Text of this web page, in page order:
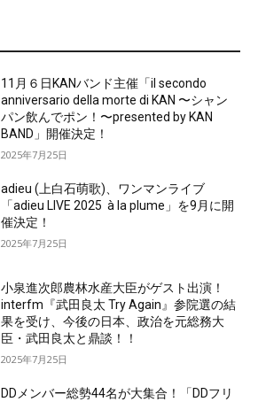
11月６日KANバンド主催「il secondo
anniversario della morte di KAN 〜シャン
パン飲んでポン！〜presented by KAN
BAND」開催決定！
2025年7月25日
adieu (上白石萌歌)、ワンマンライブ
「adieu LIVE 2025 à la plume」を9月に開
催決定！
2025年7月25日
小泉進次郎農林水産大臣がゲスト出演！
interfm『武田良太 Try Again』参院選の結
果を受け、今後の日本、政治を元総務大
臣・武田良太と鼎談！！
2025年7月25日
DDメンバー総勢44名が大集合！「DDフリ